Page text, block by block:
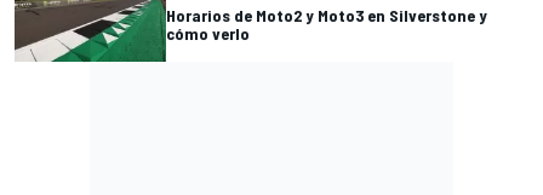
Horarios de Moto2 y Moto3 en Silverstone y
cómo verlo